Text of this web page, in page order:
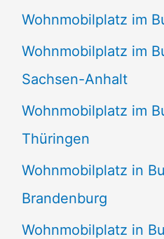
Wohnmobilplatz im
Wohnmobilplatz im
Sachsen-Anhalt
Wohnmobilplatz im
Thüringen
Wohnmobilplatz in
Brandenburg
Wohnmobilplatz in